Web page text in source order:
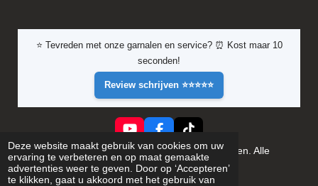
Deze website maakt gebruik van cookies om uw
ervaring te verbeteren en op maat gemaakte
advertenties weer te geven. Door op ‘Accepteren’
te klikken, gaat u akkoord met het gebruik van
⭐ Tevreden met onze garnalen en service? ⏰ Kost maar 10
seconden!
Review schrijven ⭐⭐⭐⭐⭐
Y
o
u
T
u
F
a
c
e
b
T
i
k
T
o
© 2026 Shrimporium - Premium aquarium garnalen. Alle
rechten voorbehouden